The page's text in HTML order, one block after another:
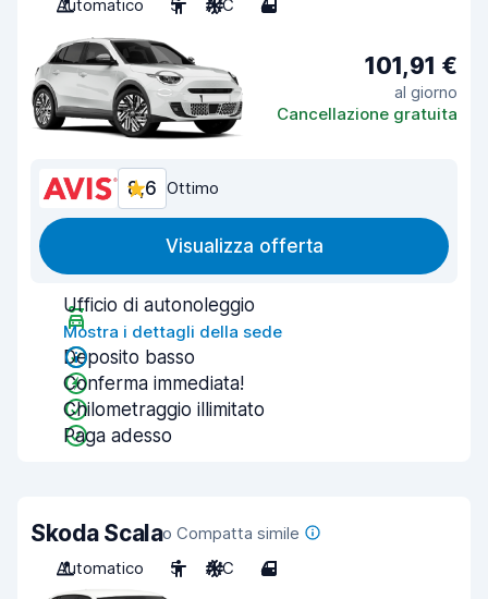
Automatico 5 A/C 4
101,91 €
al giorno
Cancellazione gratuita
8,6 Ottimo
Visualizza offerta
Ufficio di autonoleggio
Mostra i dettagli della sede
Deposito basso
Conferma immediata!
Chilometraggio illimitato
Paga adesso
Skoda Scalao Compatta simile
Automatico
5 A/C 4